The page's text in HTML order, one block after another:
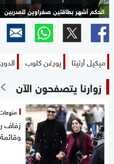
الحكم أشهر بطاقتين صفراوين للمدربين
ميكيل أرتيتا يورغن كلوب
زوارنا يتصفحون الآن
زفاف